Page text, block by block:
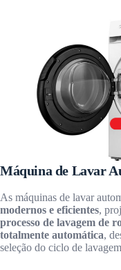
Máquina de Lavar
As máquinas de lavar
modernos e eficientes,
processo de lavagem de
totalmente automática,
seleção do ciclo de